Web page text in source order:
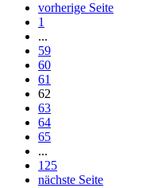
vorherige Seite
Seite
1
...
Seite
59
Seite
60
Seite
61
Seite
62
Seite
63
Seite
64
Seite
65
...
Seite
125
nächste Seite